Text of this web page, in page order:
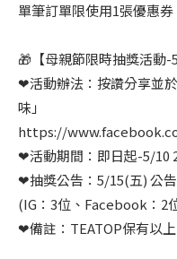
單筆訂單限使用1張優惠券
🎁【母親節限時抽獎活動-
❤活動辦法：按讚分享並
味」
https://
❤活動期間：即日起-5/10
❤抽獎公告：5/15(五) 公
(IG：3位、Facebook：2
❤備註：TEATOP保有以